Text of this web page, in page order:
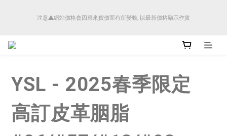
注意⚠️網站價格會因應來貨價而有所變動, 以最新價格顯示作實
順豐香港將於4月14日起減少SMS短訊發送, 所有快件自取訊息通知將全部改為透過官
YSL - 2025春季限定
高訂皮革胭脂